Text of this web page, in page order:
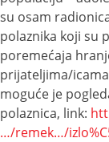
su osam
polaznika koji su
poremećaja
prijateljima/
moguće je
polaznica, link:
…/remek…/